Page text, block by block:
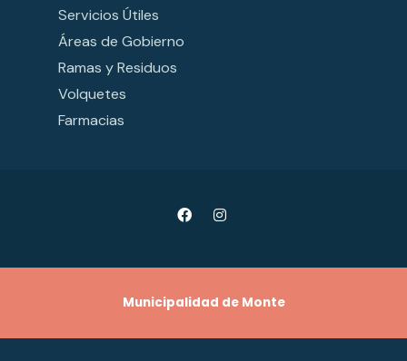
Servicios Útiles
Áreas de Gobierno
Ramas y Residuos
Volquetes
Farmacias
Municipalidad de Monte